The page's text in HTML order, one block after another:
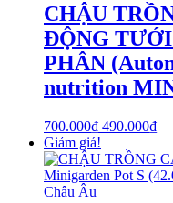
CHẬU
ĐỘNG
PHÂN
nutrition
700.000₫ 490.000₫
Giảm giá!